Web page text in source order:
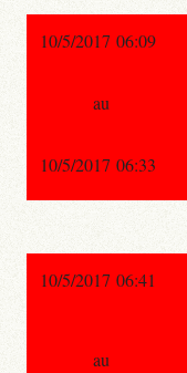
10/5/2017 06:09
au
10/5/2017 06:33
10/5/2017 06:41
au